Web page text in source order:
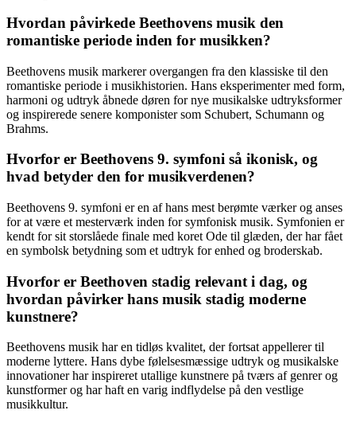
Hvordan påvirkede Beethovens musik den
romantiske periode inden for musikken?
Beethovens musik markerer overgangen fra den klassiske til den
romantiske periode i musikhistorien. Hans eksperimenter med form,
harmoni og udtryk åbnede døren for nye musikalske udtryksformer
og inspirerede senere komponister som Schubert, Schumann og
Brahms.
Hvorfor er Beethovens 9. symfoni så ikonisk, og
hvad betyder den for musikverdenen?
Beethovens 9. symfoni er en af hans mest berømte værker og anses
for at være et mesterværk inden for symfonisk musik. Symfonien er
kendt for sit storslåede finale med koret Ode til glæden, der har fået
en symbolsk betydning som et udtryk for enhed og broderskab.
Hvorfor er Beethoven stadig relevant i dag, og
hvordan påvirker hans musik stadig moderne
kunstnere?
Beethovens musik har en tidløs kvalitet, der fortsat appellerer til
moderne lyttere. Hans dybe følelsesmæssige udtryk og musikalske
innovationer har inspireret utallige kunstnere på tværs af genrer og
kunstformer og har haft en varig indflydelse på den vestlige
musikkultur.